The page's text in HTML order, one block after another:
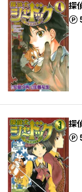
探
ポイント
探
ポイント